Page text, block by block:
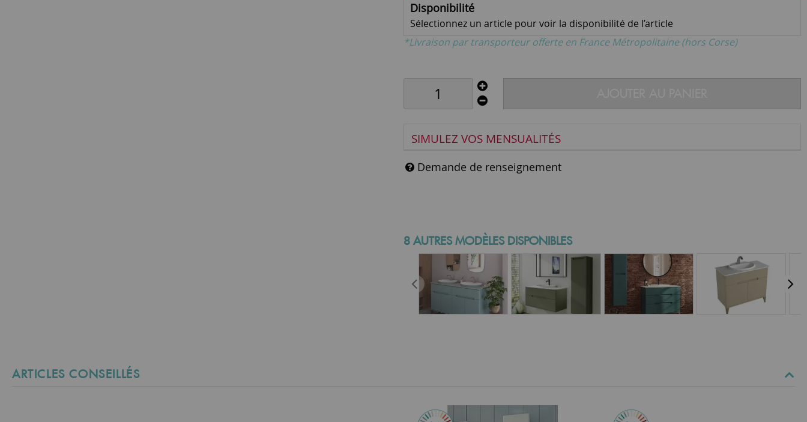
Disponibilité
Sélectionnez un article pour voir la disponibilité de l’article
*Livraison par transporteur offerte en France Métropolitaine (hors Corse)
SIMULEZ VOS MENSUALITÉS
Demande de renseignement
8 AUTRES MODÈLES DISPONIBLES
ARTICLES CONSEILLÉS